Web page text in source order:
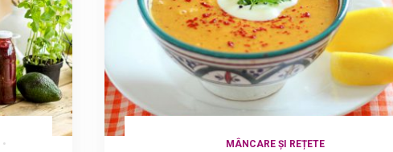
MÂNCARE ȘI REȚETE